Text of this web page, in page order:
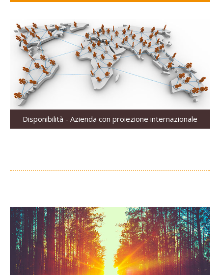
Disponibilità - Azienda con proiezione internazionale